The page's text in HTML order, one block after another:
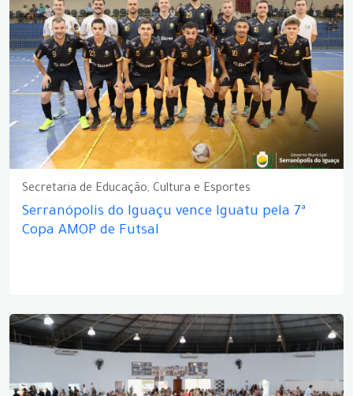
Secretaria de Educação, Cultura e Esportes
Serranópolis do Iguaçu vence Iguatu pela 7ª
Copa AMOP de Futsal